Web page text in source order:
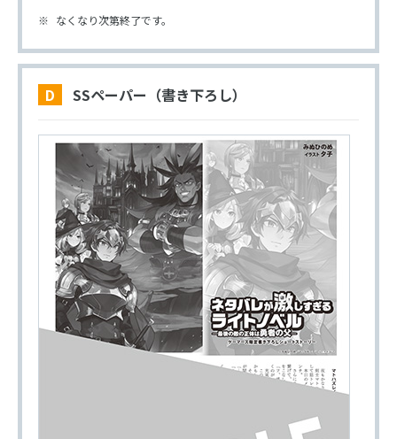
なくなり次第終了です。
D SSペーパー（書き下ろし）